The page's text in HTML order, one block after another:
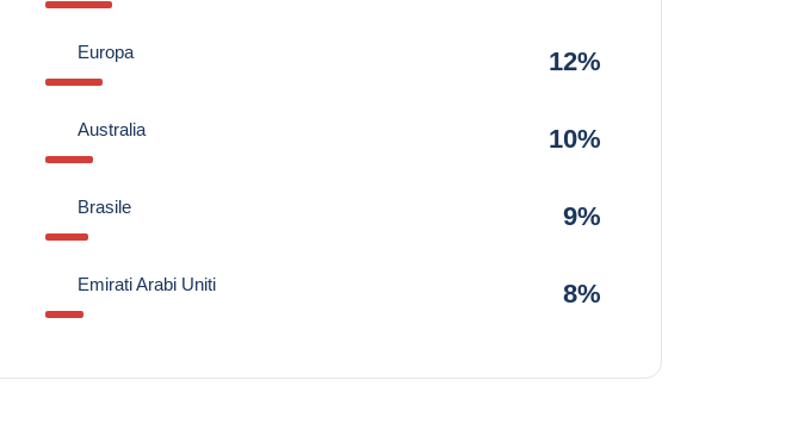
Europa 12%
Australia 10%
Brasile 9%
Emirati Arabi Uniti 8%